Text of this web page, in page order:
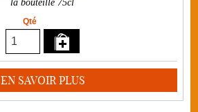
la bouteille 75cl
Qté
EN SAVOIR PLUS